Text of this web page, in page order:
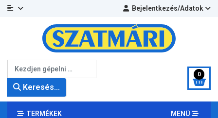
Bejelentkezés/Adatok
Keresés...
0
TERMÉKEK MENÜ